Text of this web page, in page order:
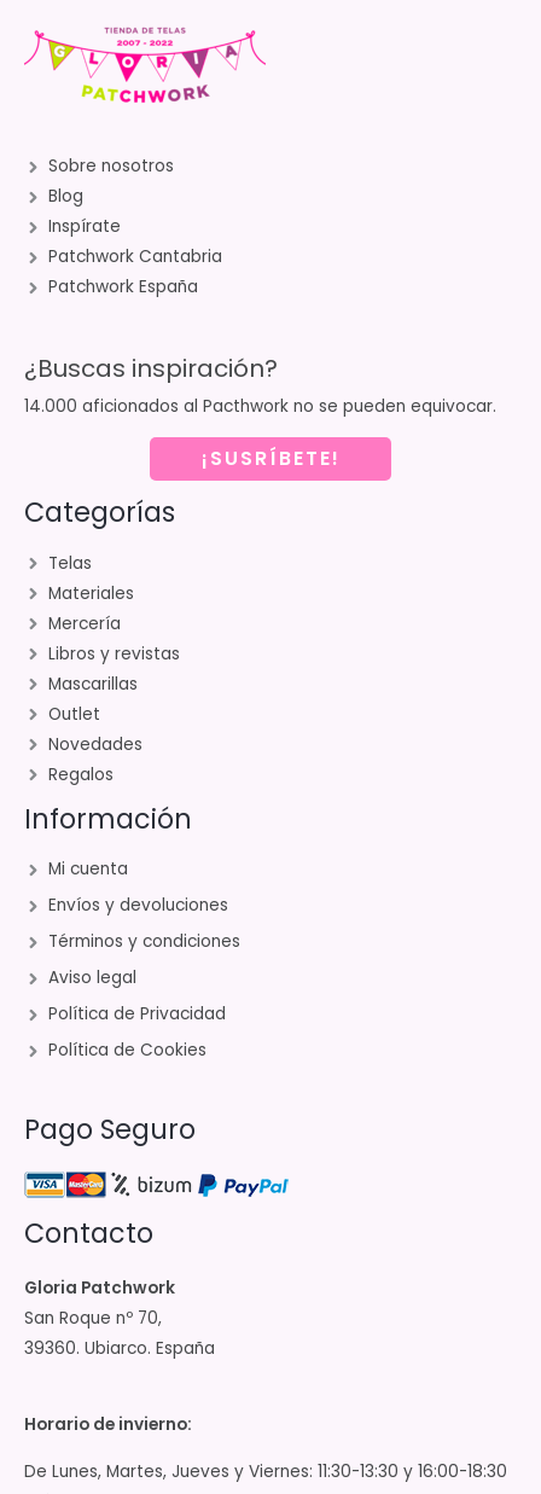
Sobre nosotros
Blog
Inspírate
Patchwork Cantabria
Patchwork España
¿Buscas inspiración?
14.000 aficionados al Pacthwork no se pueden equivocar.
¡SUSRÍBETE!
Categorías
Telas
Materiales
Mercería
Libros y revistas
Mascarillas
Outlet
Novedades
Regalos
Información
Mi cuenta
Envíos y devoluciones
Términos y condiciones
Aviso legal
Política de Privacidad
Política de Cookies
Pago Seguro
Contacto
Gloria Patchwork
San Roque nº 70,
39360. Ubiarco. España
Horario de invierno:
De Lunes, Martes, Jueves y Viernes: 11:30-13:30 y 16:00-18:30